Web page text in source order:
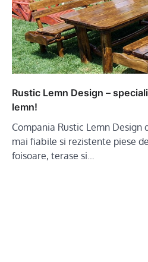
Rustic Lemn Design –
lemn!
Compania Rustic Lemn Design
mai fiabile si rezistente piese
foisoare, terase si…